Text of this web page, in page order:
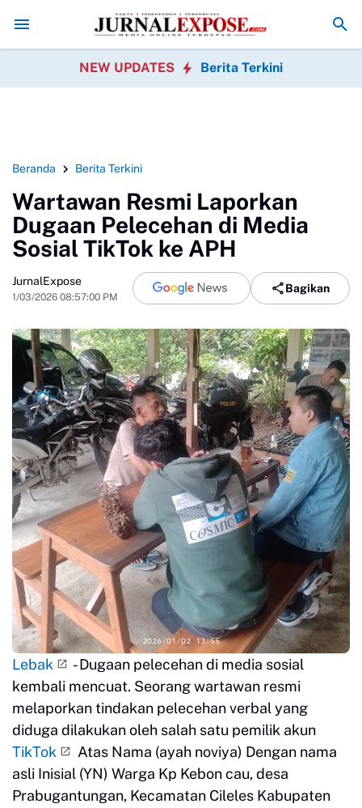
Viral-kan Usaha Orang di Media Sosial, Bisa Berujung Masalah
NEW UPDATES Berita Terkini
Beranda Berita Terkini
Wartawan Resmi Laporkan
Dugaan Pelecehan di Media
Sosial TikTok ke APH
JurnalExpose
1/03/2026 08:57:00 PM
Bagikan
Lebak
- Dugaan pelecehan di media sosial
kembali mencuat. Seorang wartawan resmi
melaporkan tindakan pelecehan verbal yang
diduga dilakukan oleh salah satu pemilik akun
TikTok
Atas Nama (ayah noviya) Dengan nama
asli Inisial (YN) Warga Kp Kebon cau, desa
Prabugantungan, Kecamatan Cileles Kabupaten